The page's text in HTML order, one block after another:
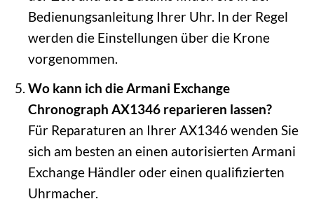
Bedienungsanleitung Ihrer Uhr. In der Regel
werden die Einstellungen über die Krone
vorgenommen.
Wo kann ich die Armani Exchange
Chronograph AX1346 reparieren lassen?
Für Reparaturen an Ihrer AX1346 wenden Sie
sich am besten an einen autorisierten Armani
Exchange Händler oder einen qualifizierten
Uhrmacher.